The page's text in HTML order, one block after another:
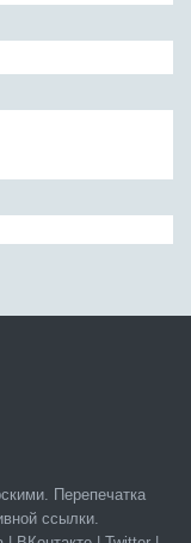
Перепечатка
ссылки.